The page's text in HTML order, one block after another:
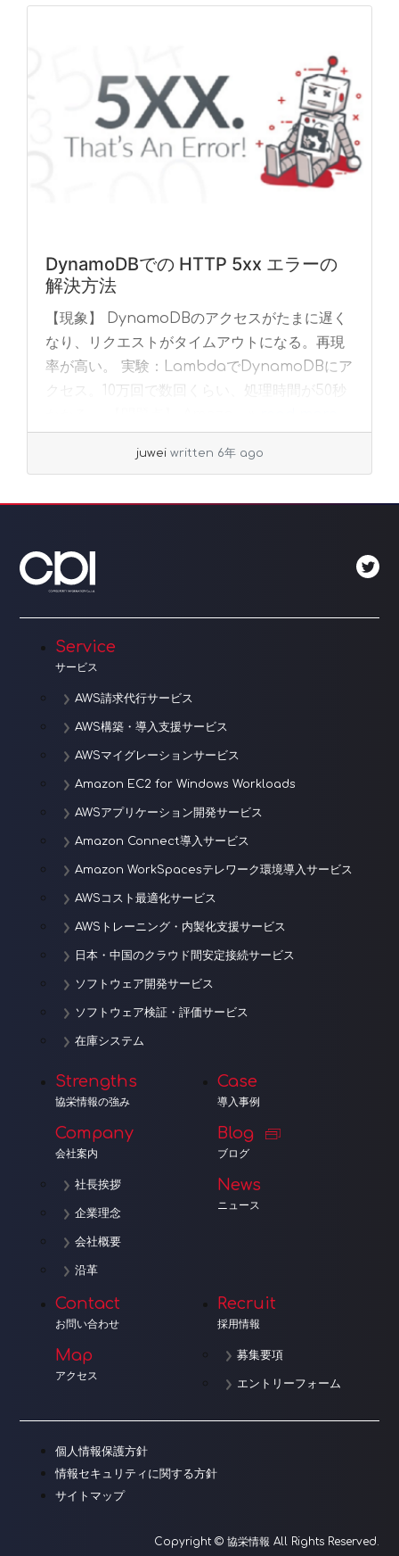
DynamoDBでの HTTP 5xx エラーの
解決方法
【現象】 DynamoDBのアクセスがたまに遅く
なり、リクエストがタイムアウトになる。再現
率が高い。 実験：LambdaでDynamoDBにア
クセス。10万回で数回くらい、処理時間が50秒
juwei written 6年 ago
Service
サービス
AWS請求代行サービス
AWS構築・導入支援サービス
AWSマイグレーションサービス
Amazon EC2 for Windows Workloads
AWSアプリケーション開発サービス
Amazon Connect導入サービス
Amazon WorkSpacesテレワーク環境導入サービス
AWSコスト最適化サービス
AWSトレーニング・内製化支援サービス
日本・中国のクラウド間安定接続サービス
ソフトウェア開発サービス
ソフトウェア検証・評価サービス
在庫システム
Strengths
協栄情報の強み
Company
会社案内
社長挨拶
企業理念
会社概要
沿革
Case
導入事例
Blog
ブログ
News
ニュース
Contact
お問い合わせ
Map
アクセス
Recruit
採用情報
募集要項
エントリーフォーム
個人情報保護方針
情報セキュリティに関する方針
サイトマップ
Copyright © 協栄情報 All Rights Reserved.